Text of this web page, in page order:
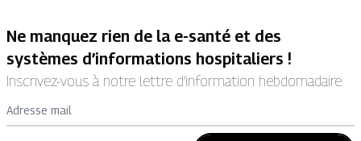
Ne manquez rien de la e-santé et des
systèmes d’informations hospitaliers !
Inscrivez-vous à notre lettre d’information hebdomadaire.
Adresse mail